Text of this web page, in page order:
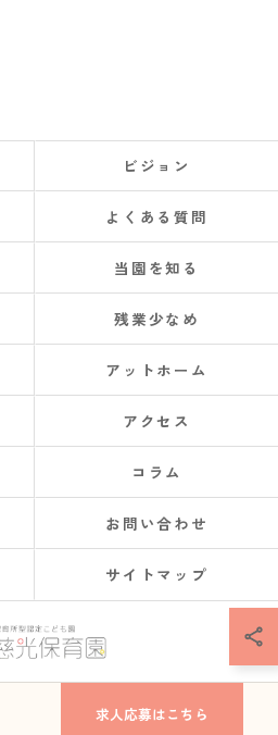
求人応募はこちら
ビジョン
よくある質問
当園を知る
残業少なめ
アットホーム
アクセス
コラム
お問い合わせ
サイトマップ